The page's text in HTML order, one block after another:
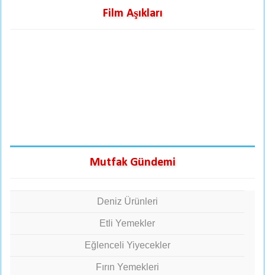
Film Aşıkları
Mutfak Gündemi
Deniz Ürünleri
Etli Yemekler
Eğlenceli Yiyecekler
Fırın Yemekleri